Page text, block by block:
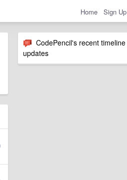
Home Sign Up
CodePencil's recent timeline
updates